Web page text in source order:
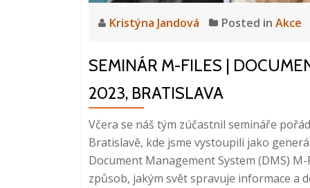
Kristýna Jandová Posted in Akce
SEMINÁR M-FILES |
2023, BRATISLAVA
Včera se náš tým zúčastnil semináře
Bratislavě, kde jsme vystoupili jako
Document Management System (DMS)
způsob, jakým svět spravuje informace a